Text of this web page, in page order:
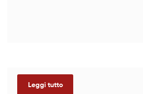
Leggi tutto